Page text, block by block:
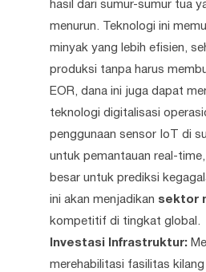
hasil dari sumur-sumur tua
menurun. Teknologi ini
minyak yang lebih efisien,
produksi tanpa harus
EOR, dana ini juga dapat
teknologi digitalisasi
penggunaan sensor IoT di
untuk pemantauan real-
besar untuk prediksi
ini akan menjadikan sektor
kompetitif di tingkat global.
Investasi Infrastruktur:
merehabilitasi fasilitas